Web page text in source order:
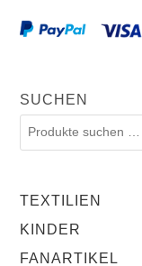
SUCHEN
TEXTILIEN
KINDER
FANARTIKEL